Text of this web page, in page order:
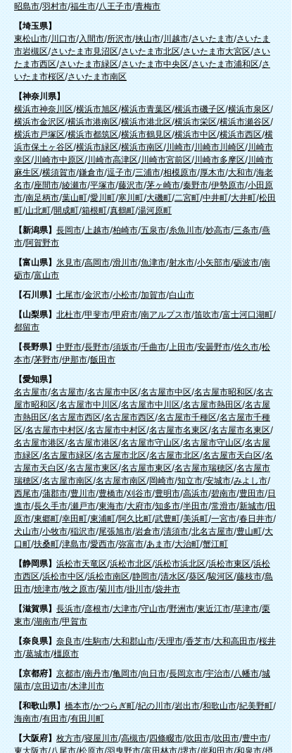
昭島市/羽村市/福生市/八王子市/青梅市
【埼玉県】
東松山市/川口市/入間市/所沢市/挟山市/川越市/さいたま市/さいたま
市岩槻区/さいたま市見沼区/さいたま市北区/さいたま市大宮区/さい
たま市西区/さいたま市緑区/さいたま市中央区/さいたま市浦和区/さ
いたま市桜区/さいたま市南区
【神奈川県】
横浜市神奈川区/横浜市旭区/横浜市青葉区/横浜市磯子区/横浜市泉区/
横浜市金沢区/横浜市港南区/横浜市港北区/横浜市栄区/横浜市瀬谷区/
横浜市戸塚区/横浜市都筑区/横浜市鶴見区/横浜市中区/横浜市西区/横
浜市保土ヶ谷区/横浜市緑区/横浜市南区/川崎市/川崎市川崎区/川崎市
幸区/川崎市中原区/川崎市高津区/川崎市宮前区/川崎市多摩区/川崎市
麻生区/横須賀市/鎌倉市/逗子市/三浦市/相模原市/厚木市/大和市/海老
名市/座間市/綾瀬市/平塚市/藤沢市/茅ヶ崎市/秦野市/伊勢原市/小田原
市/南足柄市/葉山町/愛川町/寒川町/大磯町/二宮町/中井町/大井町/松田
町/山北町/開成町/箱根町/真鶴町/湯河原町
【新潟県】 長岡市/上越市/柏崎市/五泉市/糸魚川市/妙高市/三条市/燕
市/阿賀野市
【富山県】 氷見市/高岡市/滑川市/魚津市/射水市/小矢部市/砺波市/南
砺市/富山市
【石川県】 七尾市/金沢市/小松市/加賀市/白山市
【山梨県】 北杜市/甲斐市/甲府市/南アルプス市/笛吹市/富士河口湖町/
都留市
【長野県】 中野市/長野市/須坂市/千曲市/上田市/安曇野市/佐久市/松
本市/茅野市/伊那市/飯田市
【愛知県】
名古屋市/名古屋市/名古屋市中区/名古屋市中区/名古屋市昭和区/名古
屋市昭和区/名古屋市中川区/名古屋市中川区/名古屋市熱田区/名古屋
市熱田区/名古屋市西区/名古屋市西区/名古屋市千種区/名古屋市千種
区/名古屋市中村区/名古屋市中村区/名古屋市名東区/名古屋市名東区/
名古屋市港区/名古屋市港区/名古屋市守山区/名古屋市守山区/名古屋
市緑区/名古屋市緑区/名古屋市北区/名古屋市北区/名古屋市天白区/名
古屋市天白区/名古屋市東区/名古屋市東区/名古屋市瑞穂区/名古屋市
瑞穂区/名古屋市南区/名古屋市南区/岡崎市/知立市/安城市/みよし市/
西尾市/蒲郡市/豊川市/豊橋市/刈谷市/豊明市/高浜市/碧南市/豊田市/日
進市/長久手市/瀬戸市/東海市/大府市/知多市/半田市/常滑市/新城市/田
原市/東郷町/幸田町/東浦町/阿久比町/武豊町/美浜町/一宮市/春日井市/
犬山市/小牧市/稲沢市/尾張旭市/岩倉市/清須市/北名古屋市/豊山町/大
口町/扶桑町/津島市/愛西市/弥富市/あま市/大治町/蟹江町
【静岡県】 浜松市天竜区/浜松市北区/浜松市浜北区/浜松市東区/浜松
市西区/浜松市中区/浜松市南区/静岡市/清水区/葵区/駿河区/藤枝市/島
田市/焼津市/牧之原市/菊川市/掛川市/袋井市
【滋賀県】 長浜市/彦根市/大津市/守山市/野洲市/東近江市/草津市/栗
東市/湖南市/甲賀市
【奈良県】 奈良市/生駒市/大和郡山市/天理市/香芝市/大和高田市/桜井
市/葛城市/橿原市
【京都府】 京都市/南丹市/亀岡市/向日市/長岡京市/宇治市/八幡市/城
陽市/京田辺市/木津川市
【和歌山県】 橋本市/かつらぎ町/紀の川市/岩出市/和歌山市/紀美野町/
海南市/有田市/有田川町
【大阪府】 枚方市/寝屋川市/高槻市/四條畷市/吹田市/吹田市/豊中市/
東大阪市/八尾市/松原市/羽曳野市/富田林市/堺市/岸和田市/和泉市/摂